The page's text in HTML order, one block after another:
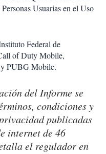
Usuarias en el Uso
Federal de
of Duty Mobile,
PUBG Mobile.
del Informe se
condiciones y
publicadas
internet de 46
el regulador en